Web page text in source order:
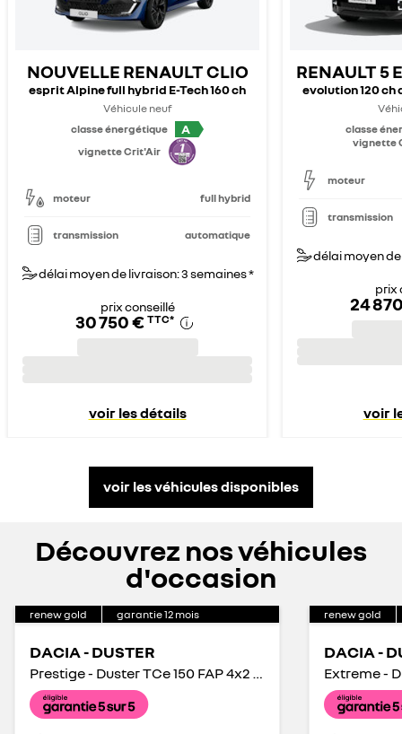
NOUVELLE RENAULT CLIO
esprit Alpine full hybrid E-Tech 160 ch
Véhicule neuf
classe énergétique
A
vignette Crit'Air
moteur full hybrid
transmission automatique
délai moyen de livraison: 3 semaines *
prix conseillé
30 750 € TTC*
voir les détails
RENAULT 5
evolution 120 ch
classe
vignette
moteur
transmission
délai moyen
prix
24
voir
voir les véhicules disponibles
Découvrez nos véhicules
d'occasion
renew gold garantie12 mois
DACIA - DUSTER
Prestige - Duster TCe 150 FAP 4x2 EDC
renew gold
DACIA -